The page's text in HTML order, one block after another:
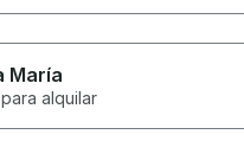
María
alquilar